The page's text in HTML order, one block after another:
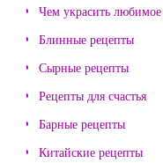
Чем украсить
Блинные рецепты
Сырные рецепты
Рецепты для счастья
Барные рецепты
Китайские рецепты